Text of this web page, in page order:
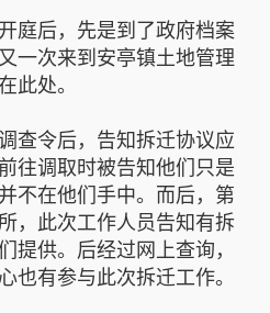
庭后，先是到了政府档案
一次来到安亭镇土地管理
此处。
查令后，告知拆迁协议应
往调取时被告知他们只是
不在他们手中。而后，第
，此次工作人员告知有拆
提供。后经过网上查询，
也有参与此次拆迁工作。